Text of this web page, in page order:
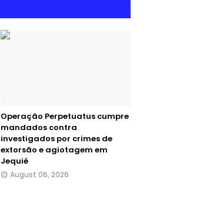
Operação Perpetuatus cumpre
mandados contra
investigados por crimes de
extorsão e agiotagem em
Jequié
August 06, 2026